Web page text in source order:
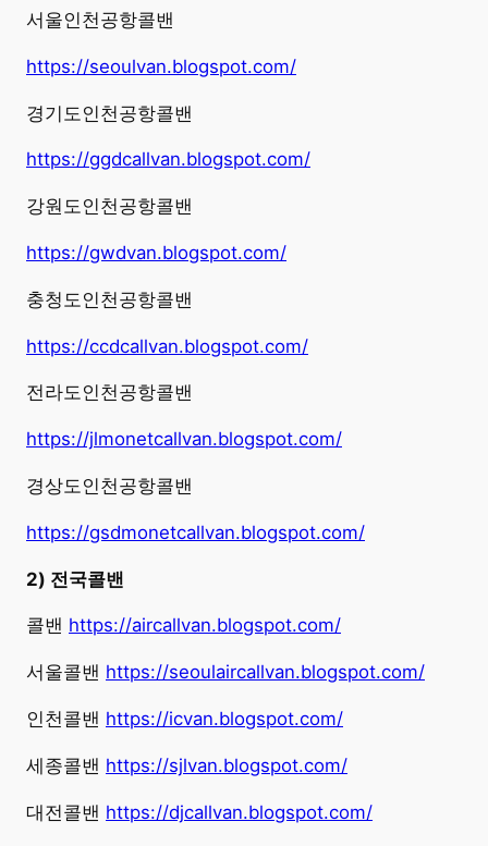
서울인천공항콜밴
https://seoulvan.blogspot.com/
경기도인천공항콜밴
https://ggdcallvan.blogspot.com/
강원도인천공항콜밴
https://gwdvan.blogspot.com/
충청도인천공항콜밴
https://ccdcallvan.blogspot.com/
전라도인천공항콜밴
https://jlmonetcallvan.blogspot.com/
경상도인천공항콜밴
https://gsdmonetcallvan.blogspot.com/
2) 전국콜밴
콜밴 https://aircallvan.blogspot.com/
서울콜밴 https://seoulaircallvan.blogspot.com/
인천콜밴 https://icvan.blogspot.com/
세종콜밴 https://sjlvan.blogspot.com/
대전콜밴 https://djcallvan.blogspot.com/